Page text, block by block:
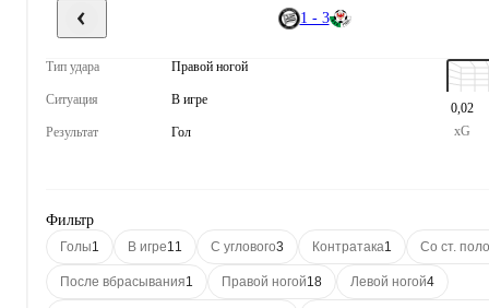
1 - 3
Тип удара Правой ногой
Ситуация В игре
Результат Гол
0,02
xG
Фильтр
Голы1 В игре11 С углового3 Контратака1 Со ст.
После вбрасывания1 Правой ногой18 Левой ногой4